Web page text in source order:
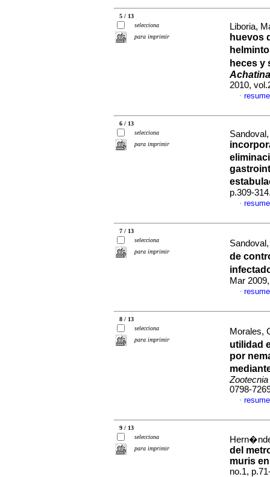
5 / 13
selecciona
para imprimir
Liboria,
huevos
heces y
2010,
·
6 / 13
selecciona
para imprimir
p.309-
·
7 / 13
selecciona
para imprimir
de
Mar
·
8 / 13
selecciona
para imprimir
Morales,
utilidad
por
Zootecnia
0798-
·
9 / 13
selecciona
para imprimir
del
muris
no.1,